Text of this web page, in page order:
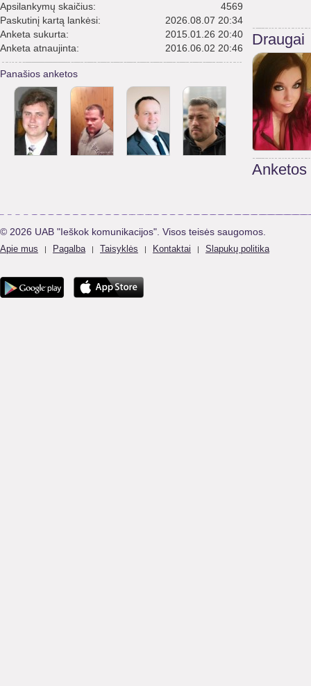
Apsilankymų skaičius:
4569
Paskutinį kartą lankėsi:
2026.08.07 20:34
Anketa sukurta:
2015.01.26 20:40
Anketa atnaujinta:
2016.06.02 20:46
Panašios anketos
Draugai
Anketos
© 2026 UAB "Ieškok komunikacijos". Visos teisės saugomos.
Apie mus | Pagalba | Taisyklės | Kontaktai | Slapukų politika